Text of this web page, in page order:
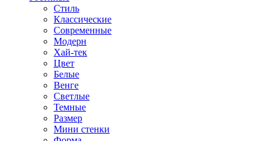
Стиль
Классические
Современные
Модерн
Хай-тек
Цвет
Белые
Венге
Светлые
Темные
Размер
Мини стенки